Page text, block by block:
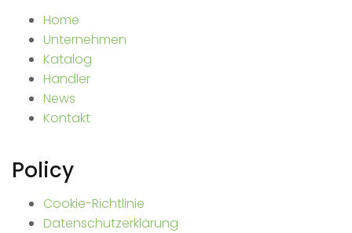
Home
Unternehmen
Katalog
Händler
News
Kontakt
Policy
Cookie-Richtlinie
Datenschutzerklärung